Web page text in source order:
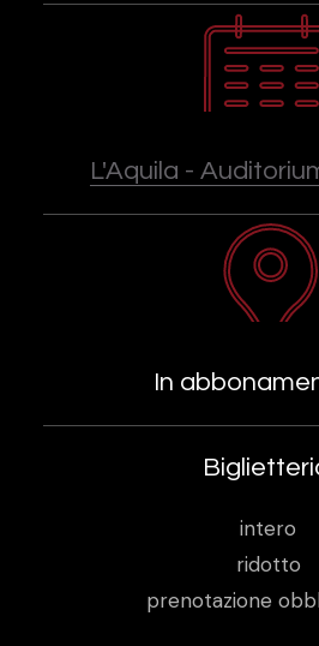
L'Aquila -
In
intero
ridotto
prenotazione